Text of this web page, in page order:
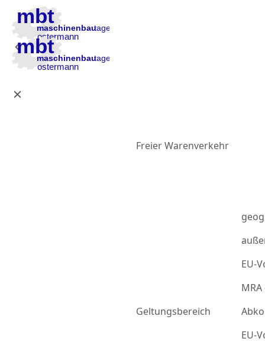
Zur Hauptnavigation
Zum Inhalt
Zur Fußzeile
Freier Warenverkehr
Geltungsbereich
EU-
EU-